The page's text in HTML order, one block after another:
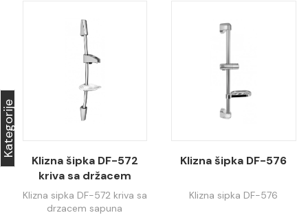
Kategorije
Klizna šipka DF-572
kriva sa držacem
sapuna
Klizna sipka DF-572 kriva sa
drzacem sapuna
Klizna šipka DF-576
Klizna sipka DF-576